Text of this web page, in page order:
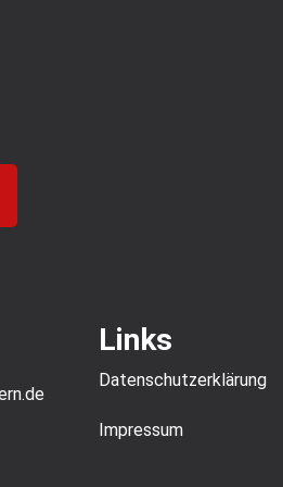
Links
Datenschutz­erklärung
Impressum